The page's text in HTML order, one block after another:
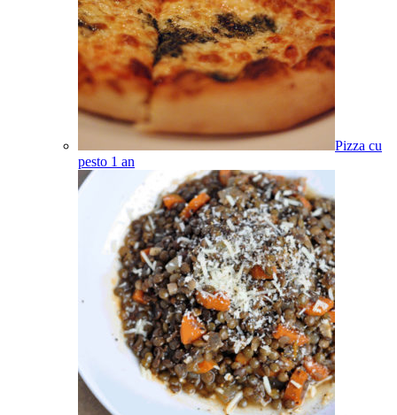
Pizza cu
pesto 1 an